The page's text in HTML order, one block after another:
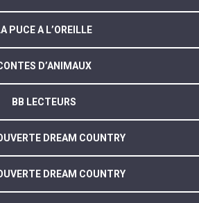
PUCE A L’OREILLE
D’ANIMAUX
BB LECTEURS
DREAM COUNTRY
DREAM COUNTRY